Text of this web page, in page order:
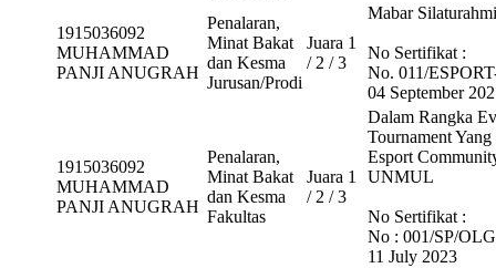
1915036092
MUHAMMAD
PANJI ANUGRAH
Penalaran,
Minat Bakat
dan Kesma
Jurusan/Prodi
Juara 1
/ 2 / 3
Mabar
No Sertifikat :
No. 011/
04 September
1915036092
MUHAMMAD
PANJI ANUGRAH
Penalaran,
Minat Bakat
dan Kesma
Fakultas
Juara 1
/ 2 / 3
Dalam Rangka
Tournament
Esport
UNMUL
No Sertifikat :
No : 001/SP/
11 July 2023